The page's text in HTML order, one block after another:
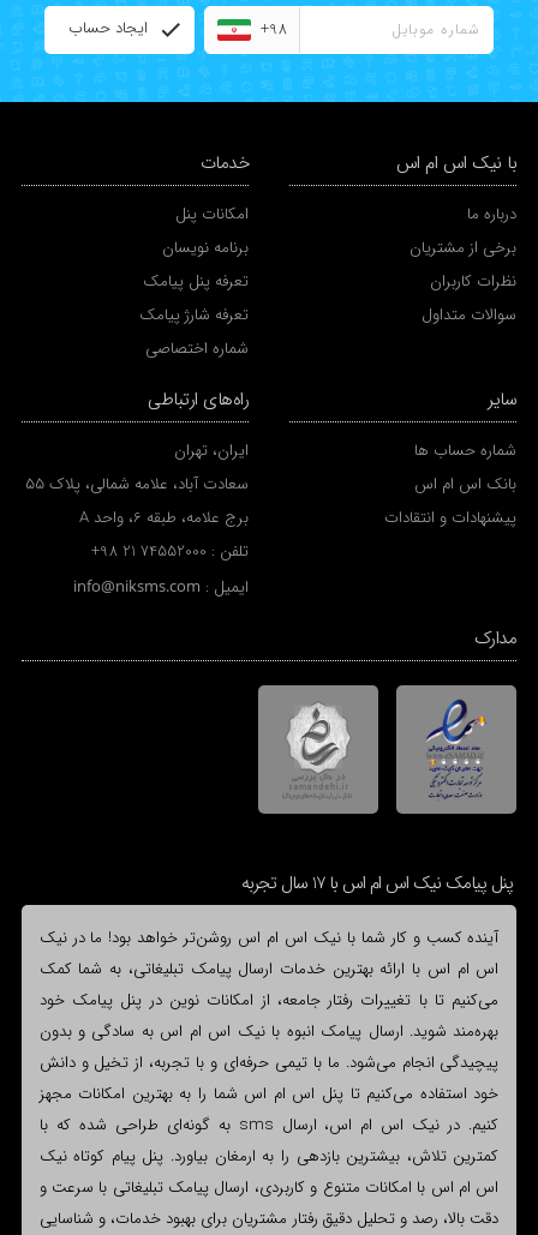
+98 ایجاد حساب
با نیک اس ام اس
درباره ما
برخی از مشتریان
نظرات کاربران
سوالات متداول
خدمات
امکانات پنل
برنامه نویسان
تعرفه پنل پیامک
تعرفه شارژ پیامک
شماره اختصاصی
سایر
شماره حساب ها
بانک اس ام اس
پیشنهادات و انتقادات
راه‌های ارتباطی
ایران، تهران
سعادت آباد، علامه شمالی، پلاک 55
برج علامه، طبقه 6، واحد A
تلفن : +98 21 74552000
ایمیل : info@niksms.com
مدارک
پنل پیامک نیک اس ام اس با 17 سال تجربه
آینده کسب و کار شما با نیک اس ام اس روشن‌تر خواهد بود! ما در نیک
اس ام اس با ارائه بهترین خدمات ارسال پیامک تبلیغاتی، به شما کمک
می‌کنیم تا با تغییرات رفتار جامعه، از امکانات نوین در پنل پیامک خود
بهره‌مند شوید. ارسال پیامک انبوه با نیک اس ام اس به سادگی و بدون
پیچیدگی انجام می‌شود. ما با تیمی حرفه‌ای و با تجربه، از تخیل و دانش
خود استفاده می‌کنیم تا پنل اس ام اس شما را به بهترین امکانات مجهز
کنیم. در نیک اس ام اس، ارسال sms به گونه‌ای طراحی شده که با
کمترین تلاش، بیشترین بازدهی را به ارمغان بیاورد. پنل پیام کوتاه نیک
اس ام اس با امکانات متنوع و کاربردی، ارسال پیامک تبلیغاتی با سرعت و
دقت بالا، رصد و تحلیل دقیق رفتار مشتریان برای بهبود خدمات، و شناسایی